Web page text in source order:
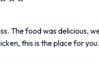
The food was delicious,
this is the place for